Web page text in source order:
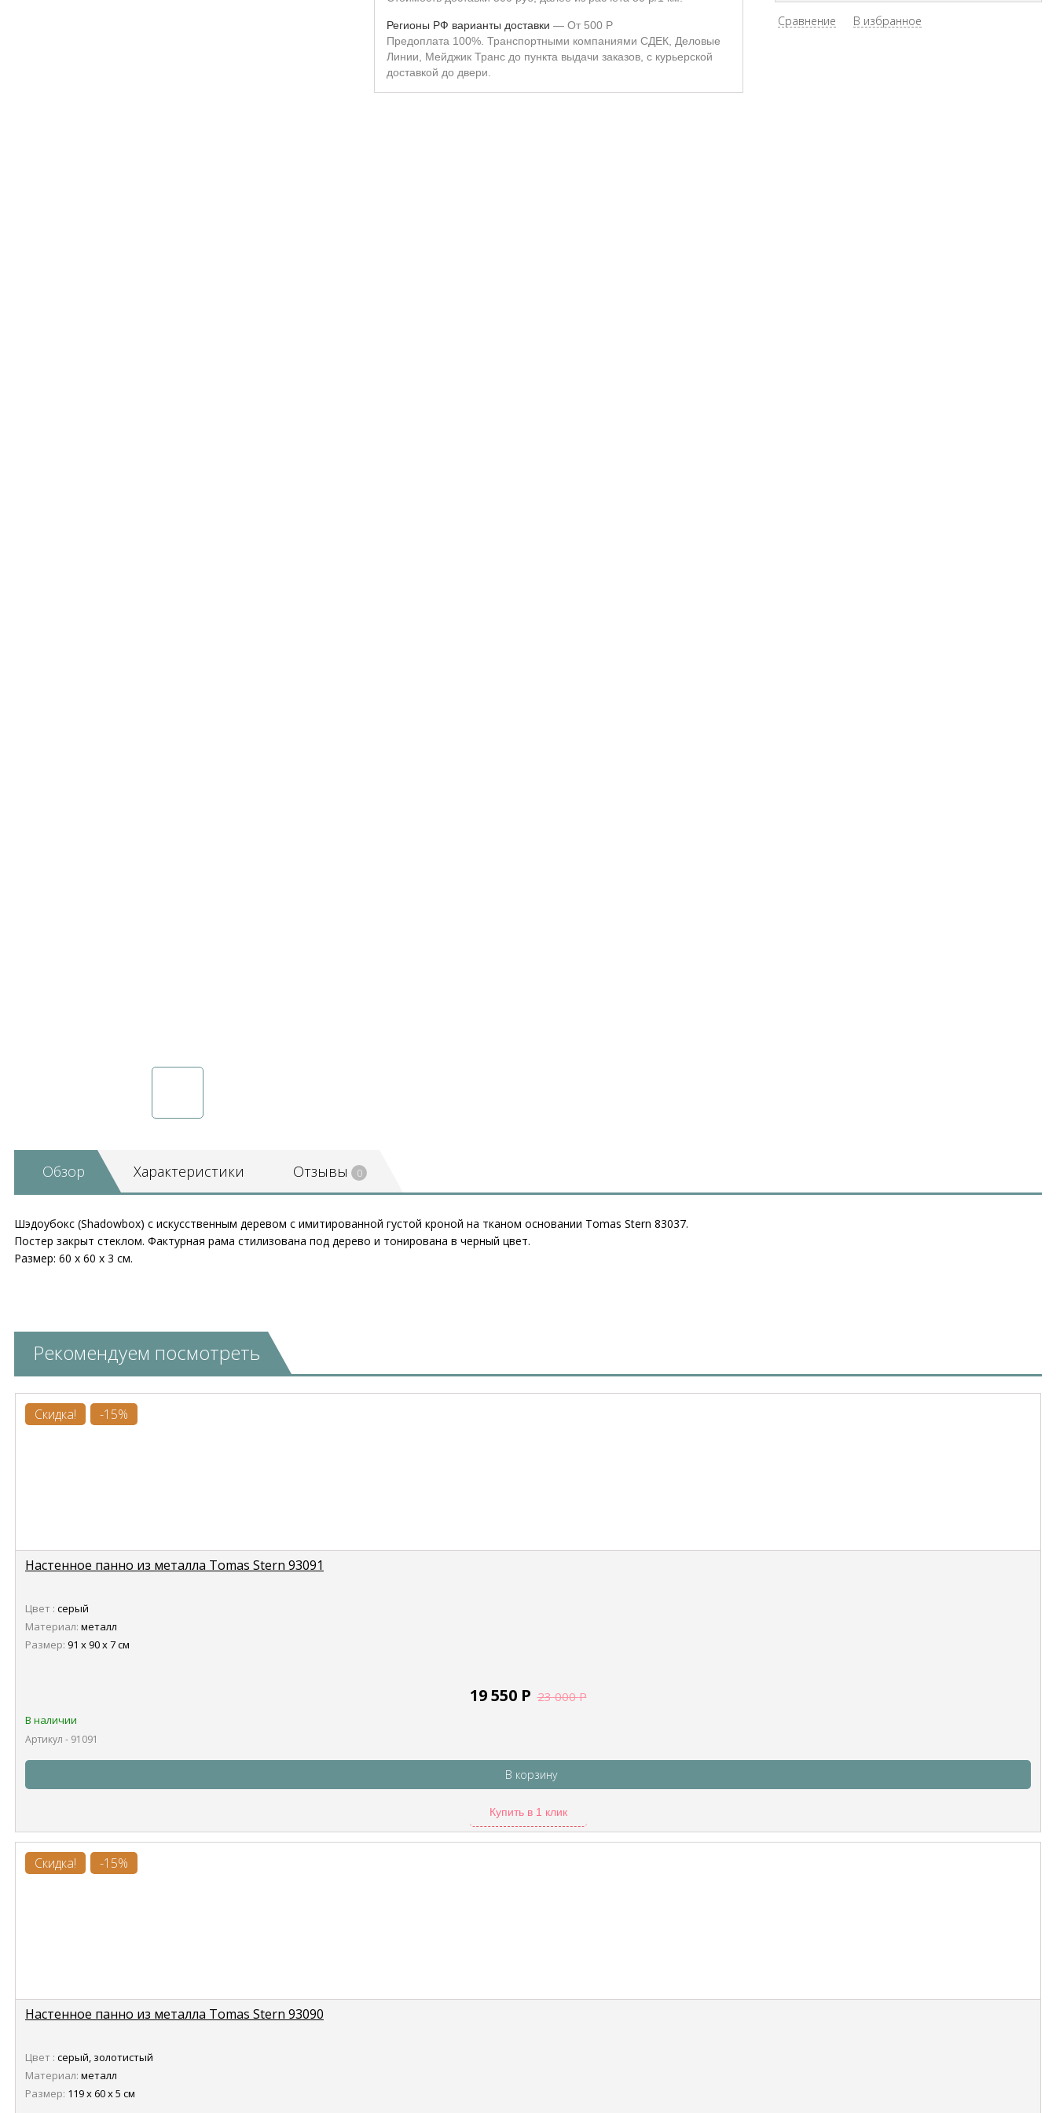
Сравнение В избранное
Регионы РФ варианты доставки От 500 Р
Предоплата 100%. Транспортными компаниями СДЕК, Деловые
Линии, Мейджик Транс до пункта выдачи заказов, с курьерской
доставкой до двери.
Обзор Характеристики Отзывы 0
Шэдоубокс (Shadowbox) с искусственным деревом с имитированной густой кроной на тканом основании Tomas Stern 83037.
Постер закрыт стеклом. Фактурная рама стилизована под дерево и тонирована в черный цвет.
Размер: 60 х 60 х 3 см.
Рекомендуем посмотреть
Скидка! -15%
Настенное панно из металла Tomas Stern 93091
Цвет : серый
Материал: металл
Размер: 91 х 90 х 7 см
19 550 Р 23 000Р
В наличии
Артикул - 91091
В корзину
Купить в 1 клик
Скидка! -15%
Настенное панно из металла Tomas Stern 93090
Цвет : серый, золотистый
Материал: металл
Размер: 119 х 60 х 5 см